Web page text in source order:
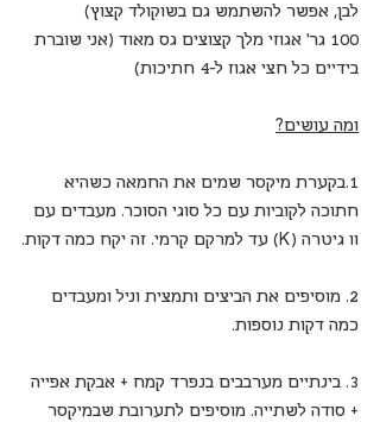
לבן, אפשר להשתמש גם בשוקולד קצוץ)
100 גר' אגוזי מלך קצוצים גס מאוד (אני שוברת
בידיים כל חצי אגוז ל-4 חתיכות)
ומה עושים?
1.בקערת מיקסר שמים את החמאה כשהיא
חתוכה לקוביות עם כל סוגי הסוכר. מעבדים עם
וו גיטרה (K) עד למרקם קרמי. זה יקח כמה דקות.
2. מוסיפים את הביצים ותמצית וניל ומעבדים
כמה דקות נוספות.
3. בינתיים מערבבים בנפרד קמח + אבקת אפייה
+ סודה לשתייה. מוסיפים לתערובת שבמיקסר